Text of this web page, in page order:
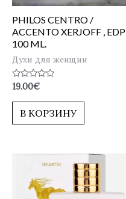
PHILOS CENTRO /
ACCENTO XERJOFF , EDP
100 ML.
Духи для женщин
Оценка
из
19.00€
В КОРЗИНУ